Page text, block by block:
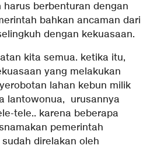
berbenturan dengan
bahkan ancaman dari
dengan kekuasaan.
kita semua. ketika itu,
yang melakukan
lahan kebun milik
lantowonua, urusannya
tele.. karena beberapa
pemerintah
direlakan oleh